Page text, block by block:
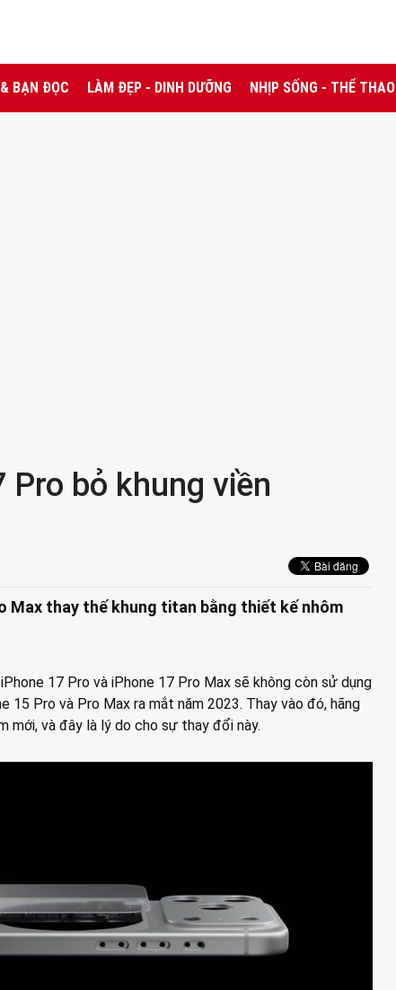
BẠN ĐỌC LÀM ĐẸP - DINH DƯỠNG NHỊP SỐNG - THỂ THAO
Pro bỏ khung viền
Max thay thế khung titan bằng thiết kế nhôm
17 Pro và iPhone 17 Pro Max sẽ không còn sử dụng
15 Pro và Pro Max ra mắt năm 2023. Thay vào đó, hãng
mới, và đây là lý do cho sự thay đổi này.